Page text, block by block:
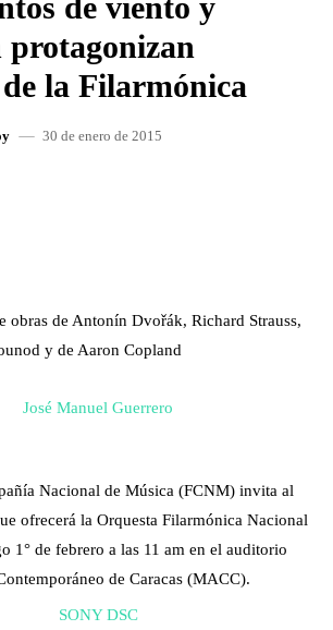
protagonizan
la Filarmónica
30 de enero de 2015
obras de Antonín Dvořák, Richard Strauss,
y de Aaron Copland
Nacional de Música (FCNM) invita al
ofrecerá la Orquesta Filarmónica Nacional
1° de febrero a las 11 am en el auditorio
de Caracas (MACC).